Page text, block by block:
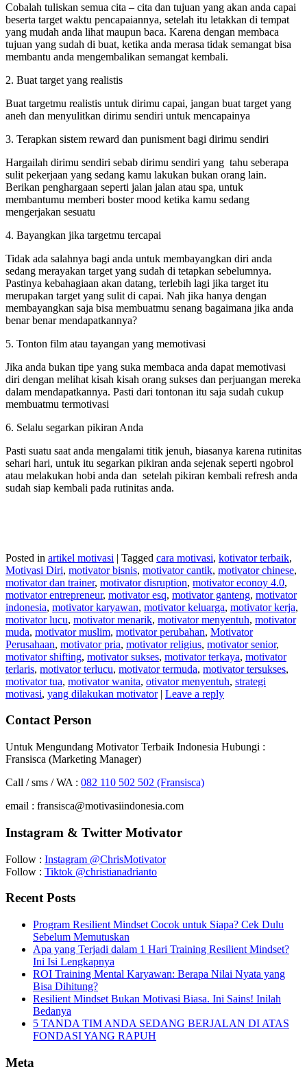
Cobalah tuliskan semua cita – cita dan tujuan yang akan anda capai
beserta target waktu pencapaiannya, setelah itu letakkan di tempat
yang mudah anda lihat maupun baca. Karena dengan membaca
tujuan yang sudah di buat, ketika anda merasa tidak semangat bisa
membantu anda mengembalikan semangat kembali.
2. Buat target yang realistis
Buat targetmu realistis untuk dirimu capai, jangan buat target yang
aneh dan menyulitkan dirimu sendiri untuk mencapainya
3. Terapkan sistem reward dan punisment bagi dirimu sendiri
Hargailah dirimu sendiri sebab dirimu sendiri yang tahu seberapa
sulit pekerjaan yang sedang kamu lakukan bukan orang lain.
Berikan penghargaan seperti jalan jalan atau spa, untuk
membantumu memberi boster mood ketika kamu sedang
mengerjakan sesuatu
4. Bayangkan jika targetmu tercapai
Tidak ada salahnya bagi anda untuk membayangkan diri anda
sedang merayakan target yang sudah di tetapkan sebelumnya.
Pastinya kebahagiaan akan datang, terlebih lagi jika target itu
merupakan target yang sulit di capai. Nah jika hanya dengan
membayangkan saja bisa membuatmu senang bagaimana jika anda
benar benar mendapatkannya?
5. Tonton film atau tayangan yang memotivasi
Jika anda bukan tipe yang suka membaca anda dapat memotivasi
diri dengan melihat kisah kisah orang sukses dan perjuangan mereka
dalam mendapatkannya. Pasti dari tontonan itu saja sudah cukup
membuatmu termotivasi
6. Selalu segarkan pikiran Anda
Pasti suatu saat anda mengalami titik jenuh, biasanya karena rutinitas
sehari hari, untuk itu segarkan pikiran anda sejenak seperti ngobrol
atau melakukan hobi anda dan setelah pikiran kembali refresh anda
sudah siap kembali pada rutinitas anda.
Posted in artikel motivasi | Tagged cara motivasi, kotivator terbaik,
Motivasi Diri, motivator bisnis, motivator cantik, motivator chinese,
motivator dan trainer, motivator disruption, motivator econoy 4.0,
motivator entrepreneur, motivator esq, motivator ganteng, motivator
indonesia, motivator karyawan, motivator keluarga, motivator kerja,
motivator lucu, motivator menarik, motivator menyentuh, motivator
muda, motivator muslim, motivator perubahan, Motivator
Perusahaan, motivator pria, motivator religius, motivator senior,
motivator shifting, motivator sukses, motivator terkaya, motivator
terlaris, motivator terlucu, motivator termuda, motivator tersukses,
motivator tua, motivator wanita, otivator menyentuh, strategi
motivasi, yang dilakukan motivator | Leave a reply
Contact Person
Untuk Mengundang Motivator Terbaik Indonesia Hubungi :
Fransisca (Marketing Manager)
Call / sms / WA : 082 110 502 502 (Fransisca)
email : fransisca@motivasiindonesia.com
Instagram & Twitter Motivator
Follow : Instagram @ChrisMotivator
Follow : Tiktok @christianadrianto
Recent Posts
Program Resilient Mindset Cocok untuk Siapa? Cek Dulu
Sebelum Memutuskan
Apa yang Terjadi dalam 1 Hari Training Resilient Mindset?
Ini Isi Lengkapnya
ROI Training Mental Karyawan: Berapa Nilai Nyata yang
Bisa Dihitung?
Resilient Mindset Bukan Motivasi Biasa. Ini Sains! Inilah
Bedanya
5 TANDA TIM ANDA SEDANG BERJALAN DI ATAS
FONDASI YANG RAPUH
Meta